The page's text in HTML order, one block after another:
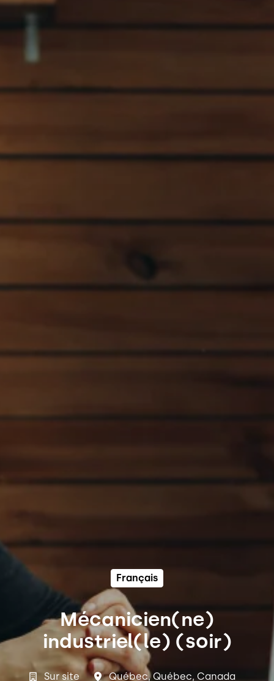
Français
Mécanicien(ne)
industriel(le) (soir)
Sur site Québec, Québec, Canada